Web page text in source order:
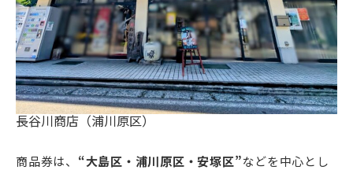
長谷川商店（浦川原区）
商品券は、 “大島区・浦川原区・安塚区”などを中心とし